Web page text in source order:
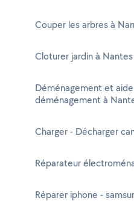
Couper les arbres à
Cloturer jardin à Nantes
Déménagement et
déménagement à
Charger - Décharger
Réparateur
Réparer iphone -